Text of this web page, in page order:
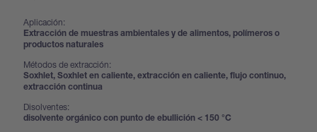
Aplicación:
Extracción de muestras ambientales y de alimentos, polímeros o
productos naturales
Métodos de extracción:
Soxhlet, Soxhlet en caliente, extracción en caliente, flujo continuo,
extracción continua
Disolventes:
disolvente orgánico con punto de ebullición < 150 °C